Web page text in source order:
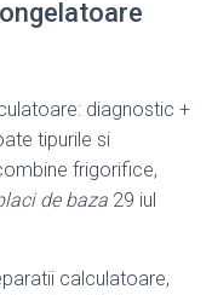
diagnostic +
tipurile si
frigorifice,
de baza 29 iul
calculatoare,